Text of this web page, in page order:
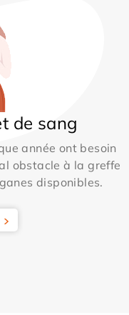
de sang
année ont besoin
obstacle à la greffe
disponibles.